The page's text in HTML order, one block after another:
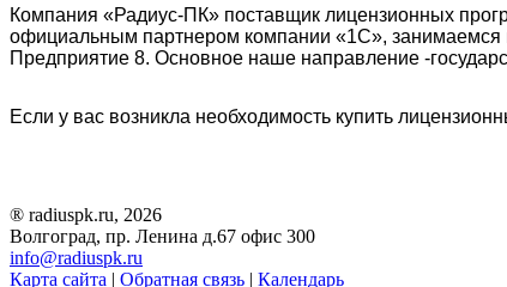
Компания «Радиус-ПК» поставщик лицензионных
официальным партнером компании «1С»,
Предприятие 8. Основное наше направление -
Если у вас возникла необходимость купить
® radiuspk.ru, 2026
Волгоград, пр. Ленина д.67 офис 300
info@radiuspk.ru
Карта сайта | Обратная связь | Календарь